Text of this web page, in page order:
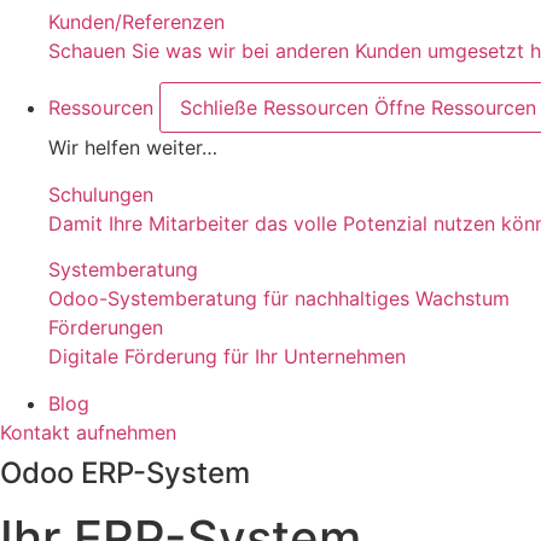
Kunden/Referenzen
Schauen Sie was wir bei anderen Kunden umgesetzt
Ressourcen Schließe Ressourcen Öffne Ressourcen
Wir helfen weiter…
Schulungen
Damit Ihre Mitarbeiter das volle Potenzial nutzen
Systemberatung
Odoo-Systemberatung für nachhaltiges Wachstum
Förderungen
Digitale Förderung für Ihr Unternehmen
Blog
Kontakt aufnehmen
Odoo ERP-System